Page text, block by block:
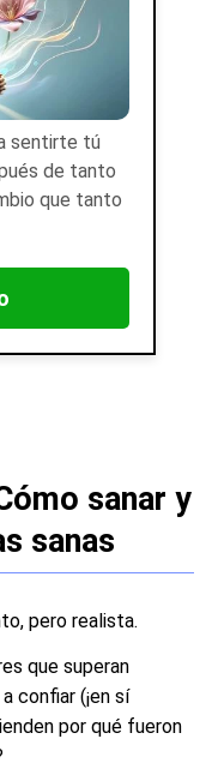
sentirte tú
de tanto
que tanto
sanar y
sanas
pero realista.
que superan
confiar (¡en sí
por qué fueron